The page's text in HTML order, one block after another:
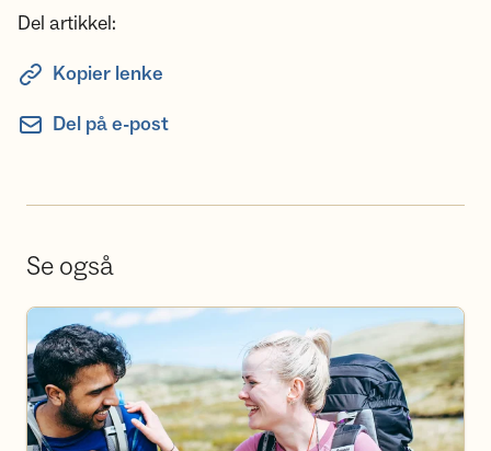
Del artikkel:
Kopier lenke
Del på e-post
Se også
Bli frivillig